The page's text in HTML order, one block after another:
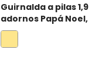
Guirnalda a pilas
adornos Papá
muñeco, microled